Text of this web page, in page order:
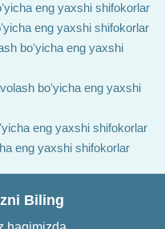
eng yaxshi shifokorlar
eng yaxshi shifokorlar
boʻyicha eng yaxshi
boʻyicha eng yaxshi
eng yaxshi shifokorlar
eng yaxshi shifokorlar
Biling